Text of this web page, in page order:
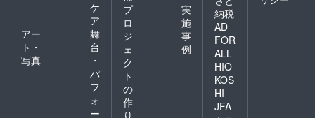
写って
ケ
ア
アー
ト・
写真
舞
台
・
パ
フ
ォ
ー
プ
ロ
ジ
ェ
ク
ト
の
作
り
実
施
事
例
納税
AD
FOR
ALL
HIO
KOS
HI
JFA